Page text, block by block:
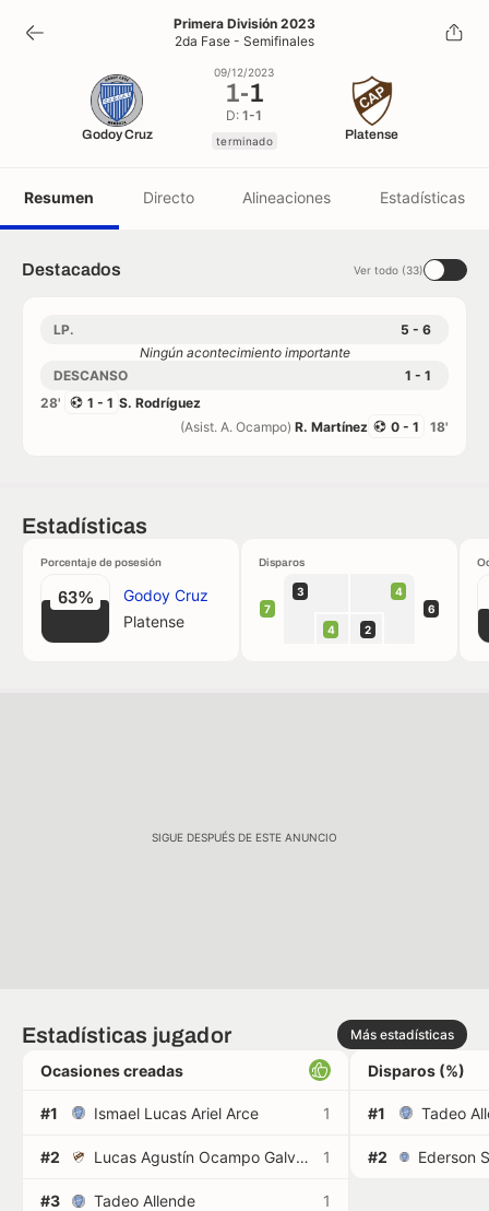
1-1
terminado
Primera División 2023
2da Fase - Semifinales
Godoy Cruz
09/12/2023
1-1
D:1-1
terminado Platense
Resumen Directo Alineaciones Estadísticas
Destacados Ver todo (33)
LP.
5 - 6
Ningún acontecimiento importante
DESCANSO
1 - 1
28'
1 - 1 S. Rodríguez
18'
0 - 1
(Asist. A. Ocampo) R. Martínez
Estadísticas
Porcentaje de posesión
63%
Godoy Cruz
Platense
Disparos
7
3 4
4 2
6
SIGUE DESPUÉS DE ESTE ANUNCIO
Estadísticas jugador Más estadísticas
Ocasiones creadas
#1 Ismael Lucas Ariel Arce 1
#2 Lucas Agustín Ocampo Galván 1
#3 Tadeo Allende 1
Disparos (%)
#1 Tadeo
#2